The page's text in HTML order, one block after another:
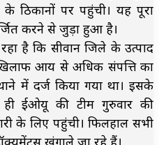
ठिकानों पर पहुंची। यह पूरा
करने से जुड़ा हुआ है।
है कि सीवान जिले के उत्पाद
आय से अधिक संपत्ति का
में दर्ज किया गया था। इसके
ही ईओयू की टीम गुरुवार की
के लिए पहुंची। फिलहाल सभी
खंगाले जा रहे हैं।